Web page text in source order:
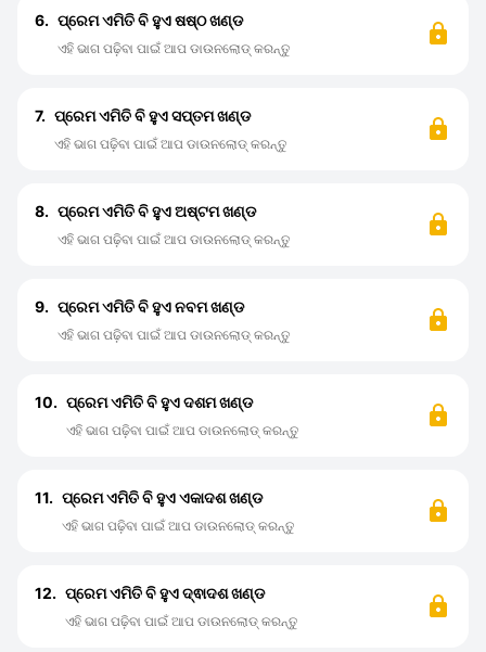
6. ପ୍ରେମ ଏମିତି ବି ହୁଏ ଷଷ୍ଠ ଖଣ୍ଡ
ଏହି ଭାଗ ପଢ଼ିବା ପାଇଁ ଆପ ଡାଉନଲୋଡ୍ କରନ୍ତୁ
7. ପ୍ରେମ ଏମିତି ବି ହୁଏ ସପ୍ତମ ଖଣ୍ଡ
ଏହି ଭାଗ ପଢ଼ିବା ପାଇଁ ଆପ ଡାଉନଲୋଡ୍ କରନ୍ତୁ
8. ପ୍ରେମ ଏମିତି ବି ହୁଏ ଅଷ୍ଟମ ଖଣ୍ଡ
ଏହି ଭାଗ ପଢ଼ିବା ପାଇଁ ଆପ ଡାଉନଲୋଡ୍ କରନ୍ତୁ
9. ପ୍ରେମ ଏମିତି ବି ହୁଏ ନବମ ଖଣ୍ଡ
ଏହି ଭାଗ ପଢ଼ିବା ପାଇଁ ଆପ ଡାଉନଲୋଡ୍ କରନ୍ତୁ
10. ପ୍ରେମ ଏମିତି ବି ହୁଏ ଦଶମ ଖଣ୍ଡ
ଏହି ଭାଗ ପଢ଼ିବା ପାଇଁ ଆପ ଡାଉନଲୋଡ୍ କରନ୍ତୁ
11. ପ୍ରେମ ଏମିତି ବି ହୁଏ ଏକାଦଶ ଖଣ୍ଡ
ଏହି ଭାଗ ପଢ଼ିବା ପାଇଁ ଆପ ଡାଉନଲୋଡ୍ କରନ୍ତୁ
12. ପ୍ରେମ ଏମିତି ବି ହୁଏ ଦ୍ଵାଦଶ ଖଣ୍ଡ
ଏହି ଭାଗ ପଢ଼ିବା ପାଇଁ ଆପ ଡାଉନଲୋଡ୍ କରନ୍ତୁ